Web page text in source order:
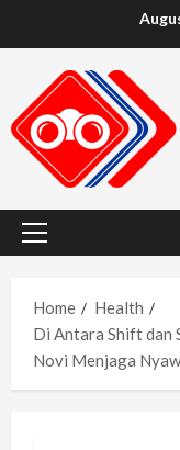
Primary
Home
Health
Di Antara Shift dan
Novi Menjaga